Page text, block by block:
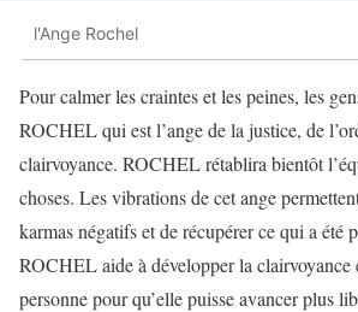
l'Ange Rochel
Pour calmer les craintes et les peines, les
ROCHEL qui est l’ange de la justice, de
clairvoyance. ROCHEL rétablira bientôt
choses. Les vibrations de cet ange
karmas négatifs et de récupérer ce qui a été
ROCHEL aide à développer la clairvoyance
personne pour qu’elle puisse avancer plus